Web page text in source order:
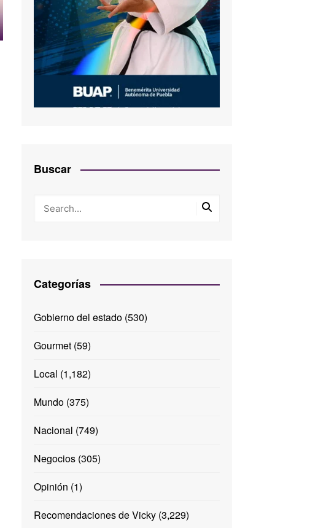
Buscar
Categorías
Gobierno del estado(530)
Gourmet(59)
Local (1,182)
Mundo(375)
Nacional (749)
Negocios(305)
Opinión (1)
Recomendaciones de Vicky(3,229)